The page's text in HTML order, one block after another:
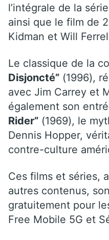
l’intégrale de la
ainsi que le film de
Kidman et Will
Le classique de la
Disjoncté” (1996),
avec Jim Carrey et
également son
Rider” (1969), le
Dennis Hopper,
contre-culture
Ces films et séries,
autres contenus,
gratuitement pour
Free Mobile 5G et